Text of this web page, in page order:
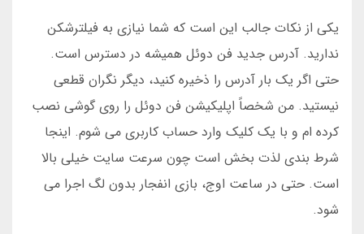
یکی از نکات جالب این است که شما نیازی به فیلترشکن
ندارید. آدرس جدید فن دوئل همیشه در دسترس است.
حتی اگر یک بار آدرس را ذخیره کنید، دیگر نگران قطعی
نیستید. من شخصاً اپلیکیشن فن دوئل را روی گوشی نصب
کرده ام و با یک کلیک وارد حساب کاربری می شوم. اینجا
شرط بندی لذت بخش است چون سرعت سایت خیلی بالا
است. حتی در ساعت اوج، بازی انفجار بدون لگ اجرا می
شود.